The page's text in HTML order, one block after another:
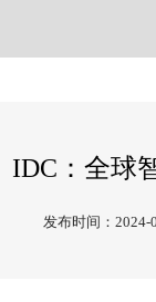
IDC：全球
发布时间：2024-